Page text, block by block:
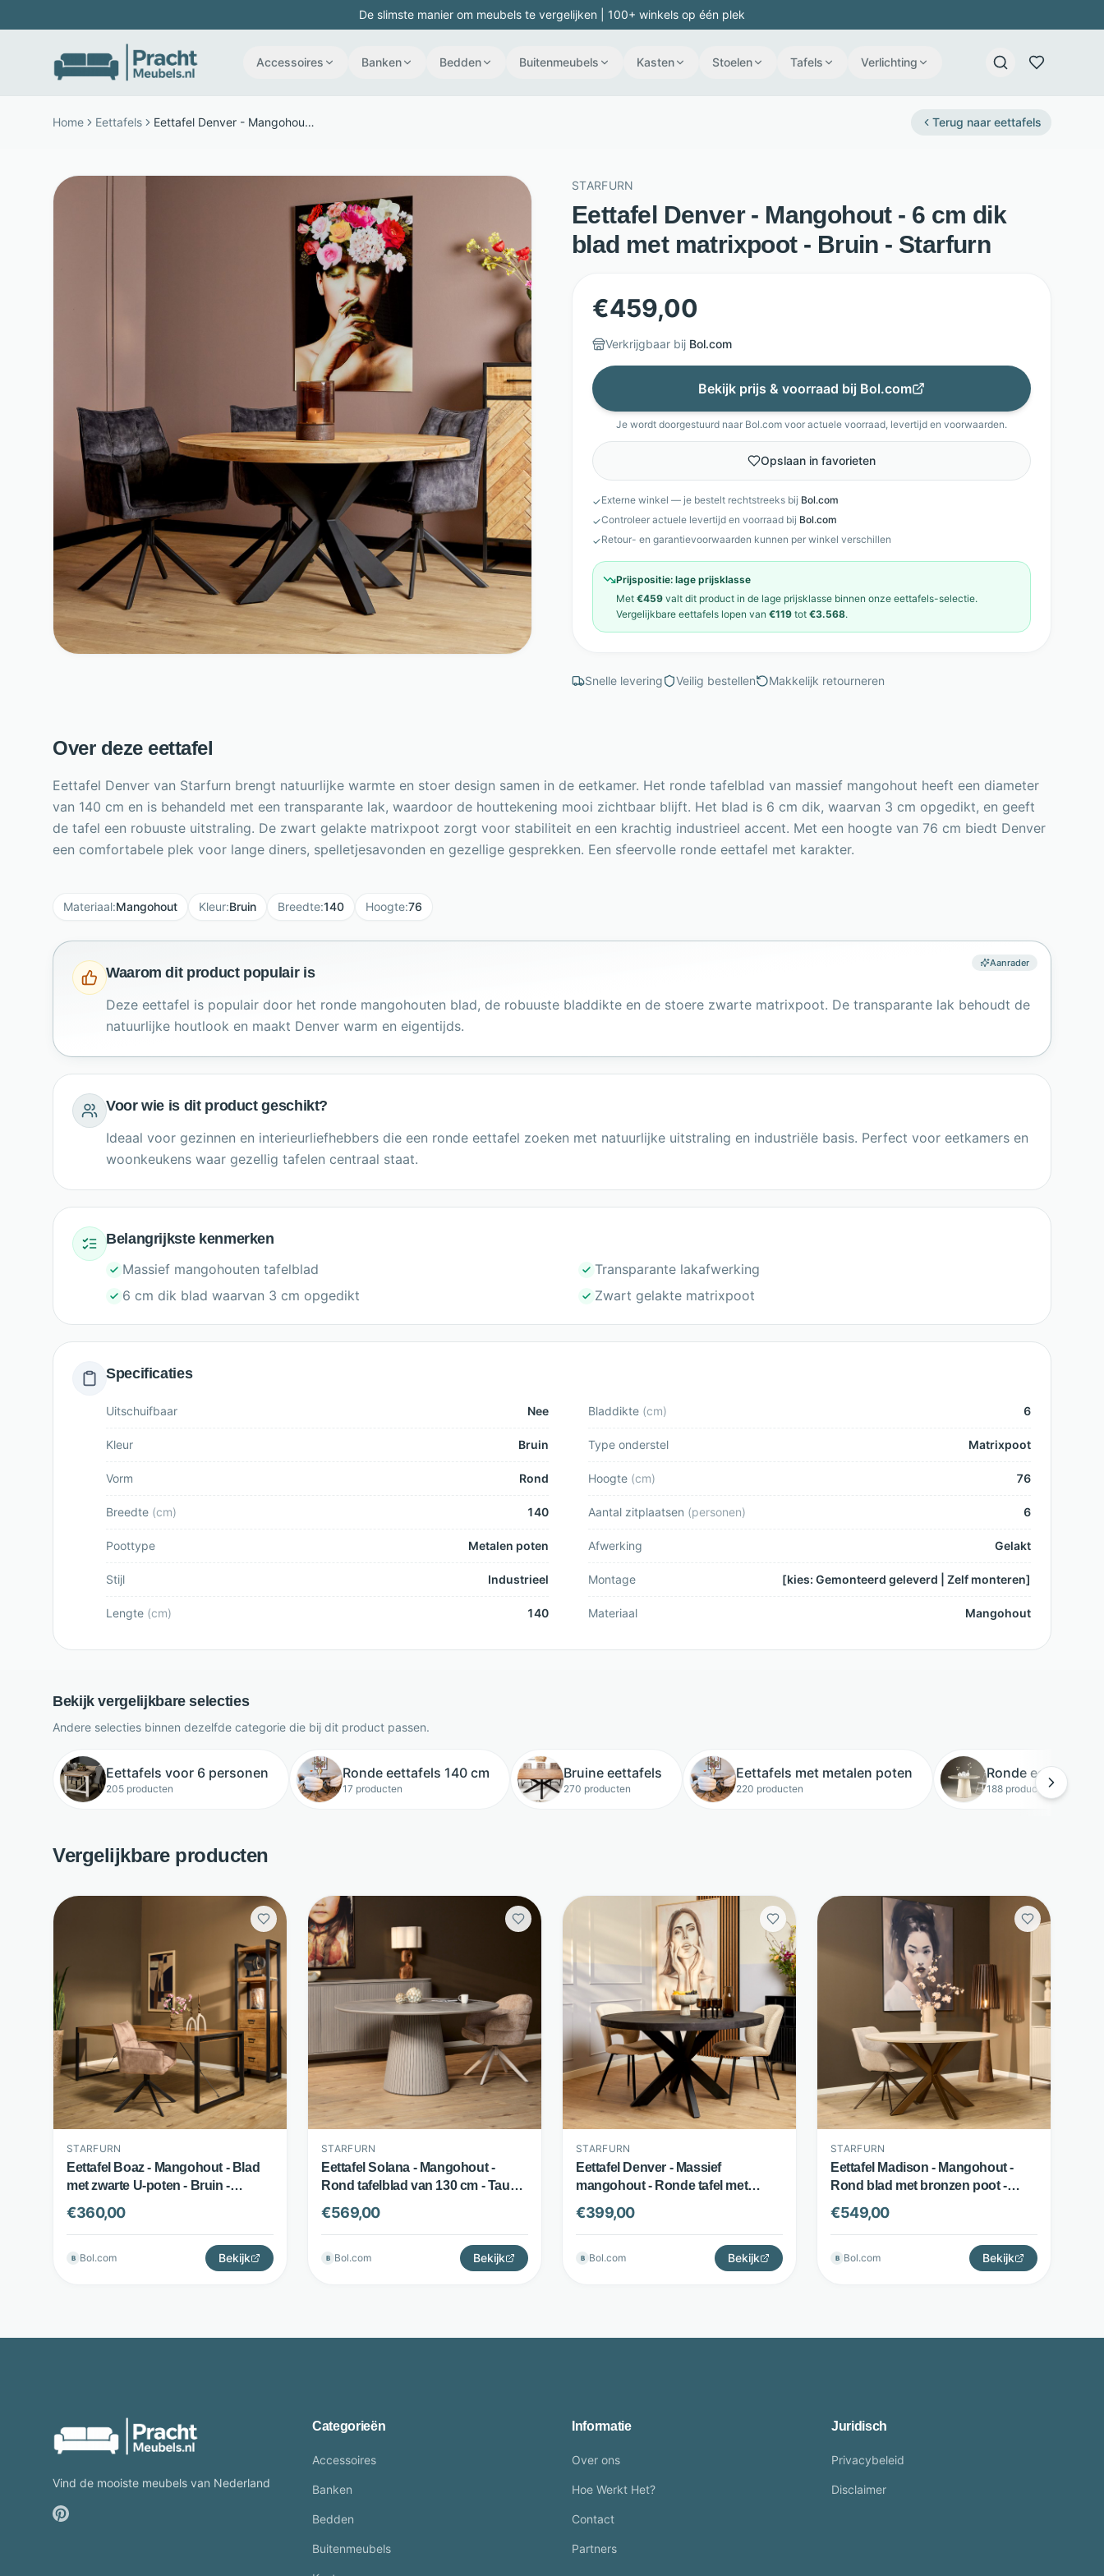
De slimste manier om meubels te vergelijken | 100+ winkels op één plek
Accessoires Banken Bedden Buitenmeubels Kasten Stoelen Tafels Verlichting
Home Eettafels Eettafel Denver - Mangohout - 6 cm dik blad met matrixpoot - Bruin - Starfurn Terug naar eettafels
STARFURN
Eettafel Denver - Mangohout - 6 cm dik
blad met matrixpoot - Bruin - Starfurn
€459,00
Verkrijgbaar bij Bol.com
Bekijk prijs & voorraad bij Bol.com
Je wordt doorgestuurd naar Bol.com voor actuele voorraad, levertijd en voorwaarden.
Opslaan in favorieten
✓Externe winkel — je bestelt rechtstreeks bij Bol.com
✓Controleer actuele levertijd en voorraad bij Bol.com
✓Retour- en garantievoorwaarden kunnen per winkel verschillen
Prijspositie: lage prijsklasse
Met €459 valt dit product in de lage prijsklasse binnen onze eettafels-selectie.
Vergelijkbare eettafels lopen van €119 tot €3.568.
Snelle levering Veilig bestellen Makkelijk retourneren
Over deze eettafel
Eettafel Denver van Starfurn brengt natuurlijke warmte en stoer design samen in de eetkamer. Het ronde tafelblad van massief mangohout heeft een diameter
van 140 cm en is behandeld met een transparante lak, waardoor de houttekening mooi zichtbaar blijft. Het blad is 6 cm dik, waarvan 3 cm opgedikt, en geeft
de tafel een robuuste uitstraling. De zwart gelakte matrixpoot zorgt voor stabiliteit en een krachtig industrieel accent. Met een hoogte van 76 cm biedt Denver
een comfortabele plek voor lange diners, spelletjesavonden en gezellige gesprekken. Een sfeervolle ronde eettafel met karakter.
Materiaal:Mangohout Kleur:Bruin Breedte:140 Hoogte:76
Aanrader
Waarom dit product populair is
Deze eettafel is populair door het ronde mangohouten blad, de robuuste bladdikte en de stoere zwarte matrixpoot. De transparante lak behoudt de
natuurlijke houtlook en maakt Denver warm en eigentijds.
Voor wie is dit product geschikt?
Ideaal voor gezinnen en interieurliefhebbers die een ronde eettafel zoeken met natuurlijke uitstraling en industriële basis. Perfect voor eetkamers en
woonkeukens waar gezellig tafelen centraal staat.
Belangrijkste kenmerken
Massief mangohouten tafelblad
Transparante lakafwerking
6 cm dik blad waarvan 3 cm opgedikt
Zwart gelakte matrixpoot
Specificaties
Uitschuifbaar Nee Bladdikte (cm) 6
Kleur Bruin Type onderstel Matrixpoot
Vorm Rond Hoogte (cm) 76
Breedte (cm) 140 Aantal zitplaatsen (personen) 6
Poottype Metalen poten Afwerking Gelakt
Stijl Industrieel Montage [kies: Gemonteerd geleverd | Zelf monteren]
Lengte (cm) 140 Materiaal Mangohout
Bekijk vergelijkbare selecties
Andere selecties binnen dezelfde categorie die bij dit product passen.
Eettafels voor 6 personen
205 producten
Ronde eettafels 140 cm
17 producten
Bruine eettafels
270 producten
Eettafels met metalen poten
220 producten
Ronde eettafels
188 producten
Vergelijkbare producten
STARFURN
Eettafel Boaz - Mangohout - Blad
met zwarte U-poten - Bruin -
Starfurn
€360,00
B Bol.com Bekijk
STARFURN
Eettafel Solana - Mangohout -
Rond tafelblad van 130 cm - Taupe
- Starfurn
€569,00
B Bol.com Bekijk
STARFURN
Eettafel Denver - Massief
mangohout - Ronde tafel met
matrixpoot - Zwart - Starfurn
€399,00
B Bol.com Bekijk
STARFURN
Eettafel Madison - Mangohout -
Rond blad met bronzen poot -
Beige - Starfurn
€549,00
B Bol.com Bekijk
Vind de mooiste meubels van Nederland
Categorieën
Accessoires
Banken
Bedden
Buitenmeubels
Informatie
Over ons
Hoe Werkt Het?
Contact
Partners
Juridisch
Privacybeleid
Disclaimer